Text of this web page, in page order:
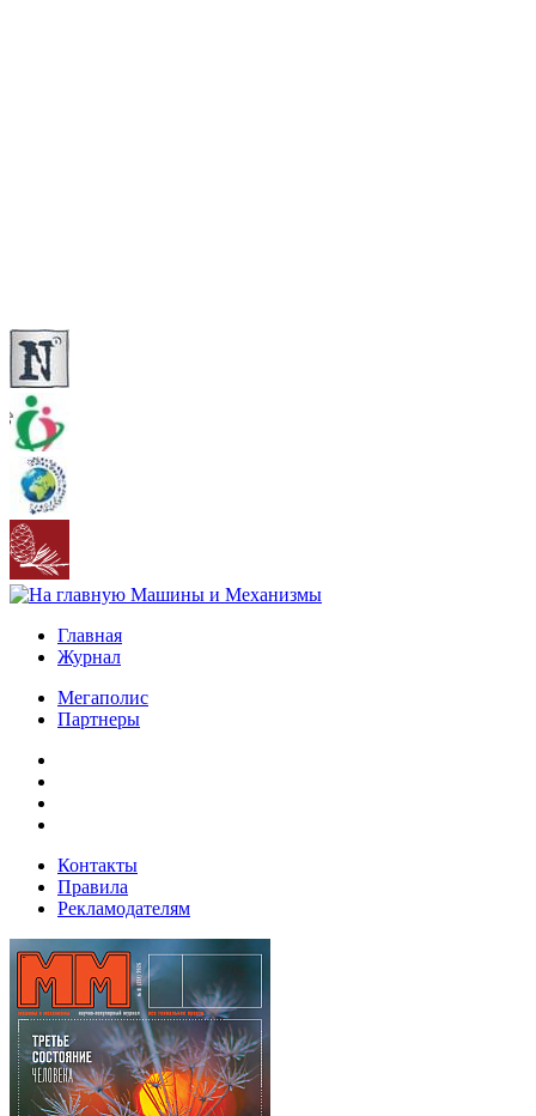
Главная
Журнал
Мегаполис
Партнеры
Контакты
Правила
Рекламодателям